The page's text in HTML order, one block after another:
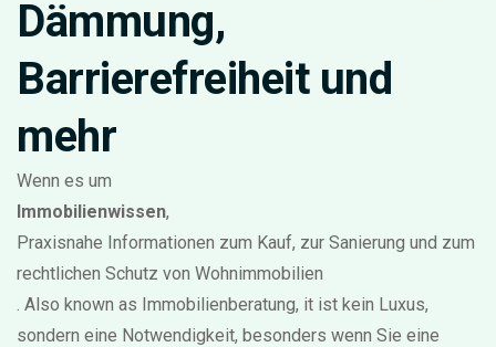
Dämmung,
Barrierefreiheit und
mehr
Wenn es um
Immobilienwissen,
Praxisnahe Informationen zum Kauf, zur Sanierung und zum
rechtlichen Schutz von Wohnimmobilien
. Also known as Immobilienberatung, it ist kein Luxus,
sondern eine Notwendigkeit, besonders wenn Sie eine